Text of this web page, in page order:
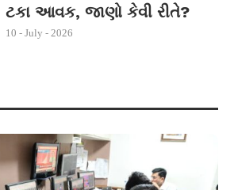
ટકા આવક, જાણો કેવી રીતે?
10 - July - 2026